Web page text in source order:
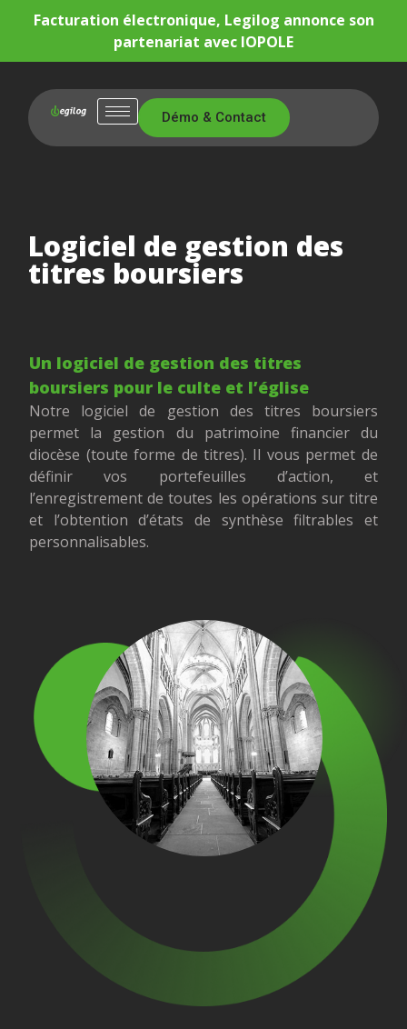
Facturation électronique, Legilog annonce son
partenariat avec IOPOLE
Démo & Contact
Logiciel de gestion des
titres boursiers
Un logiciel de gestion des titres
boursiers pour le culte et l’église
Notre logiciel de gestion des titres boursiers
permet la gestion du patrimoine financier du
diocèse (toute forme de titres). Il vous permet de
définir vos portefeuilles d’action, et
l’enregistrement de toutes les opérations sur titre
et l’obtention d’états de synthèse filtrables et
personnalisables.